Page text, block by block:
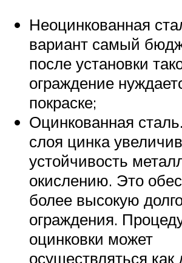
Неоцинкованная
вариант самый
после установки
ограждение
покраске;
Оцинкованная
слоя цинка
устойчивость
окислению. Это
более высокую
ограждения.
оцинковки может
осуществляться как